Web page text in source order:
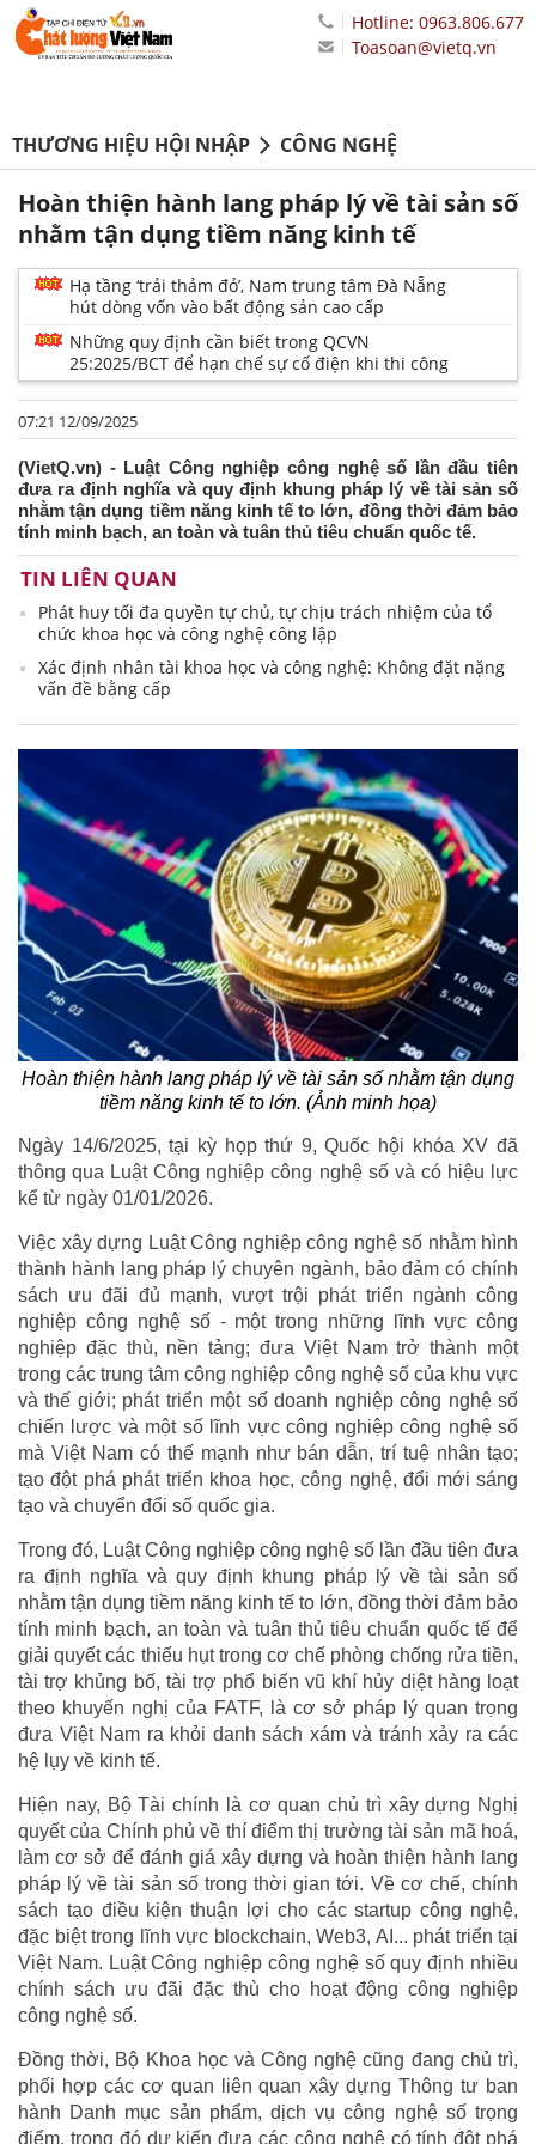
Hotline: 0963.806.677
Toasoan@vietq.vn
THƯƠNG HIỆU HỘI NHẬP CÔNG NGHỆ
Hoàn thiện hành lang pháp lý về tài sản số
nhằm tận dụng tiềm năng kinh tế
Hạ tầng ‘trải thảm đỏ’, Nam trung tâm Đà Nẵng
hút dòng vốn vào bất động sản cao cấp
Những quy định cần biết trong QCVN
25:2025/BCT để hạn chế sự cố điện khi thi công
07:21 12/09/2025
(VietQ.vn) - Luật Công nghiệp công nghệ số lần đầu tiên
đưa ra định nghĩa và quy định khung pháp lý về tài sản số
nhằm tận dụng tiềm năng kinh tế to lớn, đồng thời đảm bảo
tính minh bạch, an toàn và tuân thủ tiêu chuẩn quốc tế.
TIN LIÊN QUAN
Phát huy tối đa quyền tự chủ, tự chịu trách nhiệm của tổ
chức khoa học và công nghệ công lập
Xác định nhân tài khoa học và công nghệ: Không đặt nặng
vấn đề bằng cấp
Hoàn thiện hành lang pháp lý về tài sản số nhằm tận dụng
tiềm năng kinh tế to lớn. (Ảnh minh họa)
Ngày 14/6/2025, tại kỳ họp thứ 9, Quốc hội khóa XV đã
thông qua Luật Công nghiệp công nghệ số và có hiệu lực
kể từ ngày 01/01/2026.
Việc xây dựng Luật Công nghiệp công nghệ số nhằm hình
thành hành lang pháp lý chuyên ngành, bảo đảm có chính
sách ưu đãi đủ mạnh, vượt trội phát triển ngành công
nghiệp công nghệ số - một trong những lĩnh vực công
nghiệp đặc thù, nền tảng; đưa Việt Nam trở thành một
trong các trung tâm công nghiệp công nghệ số của khu vực
và thế giới; phát triển một số doanh nghiệp công nghệ số
chiến lược và một số lĩnh vực công nghiệp công nghệ số
mà Việt Nam có thế mạnh như bán dẫn, trí tuệ nhân tạo;
tạo đột phá phát triển khoa học, công nghệ, đổi mới sáng
tạo và chuyển đổi số quốc gia.
Trong đó, Luật Công nghiệp công nghệ số lần đầu tiên đưa
ra định nghĩa và quy định khung pháp lý về tài sản số
nhằm tận dụng tiềm năng kinh tế to lớn, đồng thời đảm bảo
tính minh bạch, an toàn và tuân thủ tiêu chuẩn quốc tế để
giải quyết các thiếu hụt trong cơ chế phòng chống rửa tiền,
tài trợ khủng bố, tài trợ phổ biến vũ khí hủy diệt hàng loạt
theo khuyến nghị của FATF, là cơ sở pháp lý quan trọng
đưa Việt Nam ra khỏi danh sách xám và tránh xảy ra các
hệ lụy về kinh tế.
Hiện nay, Bộ Tài chính là cơ quan chủ trì xây dựng Nghị
quyết của Chính phủ về thí điểm thị trường tài sản mã hoá,
làm cơ sở để đánh giá xây dựng và hoàn thiện hành lang
pháp lý về tài sản số trong thời gian tới. Về cơ chế, chính
sách tạo điều kiện thuận lợi cho các startup công nghệ,
đặc biệt trong lĩnh vực blockchain, Web3, AI... phát triển tại
Việt Nam. Luật Công nghiệp công nghệ số quy định nhiều
chính sách ưu đãi đặc thù cho hoạt động công nghiệp
công nghệ số.
Đồng thời, Bộ Khoa học và Công nghệ cũng đang chủ trì,
phối hợp các cơ quan liên quan xây dựng Thông tư ban
hành Danh mục sản phẩm, dịch vụ công nghệ số trọng
điểm, trong đó dự kiến đưa các công nghệ có tính đột phá